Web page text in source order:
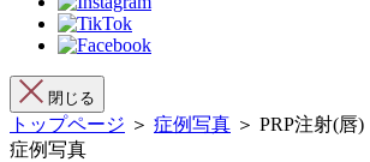
閉じる
トップページ ＞ 症例写真 ＞ PRP注射(唇)
症例写真